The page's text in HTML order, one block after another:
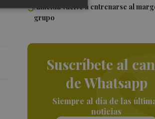
5Almeida vuelve a entrenarse al
grupo
Suscríbete al
de Whatsapp
Siempre al día de las
noticias